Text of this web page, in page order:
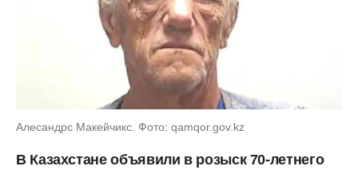
Алесандрс Макейчикс. Фото: qamqor.gov.kz
В Казахстане объявили в розыск 70-летнего